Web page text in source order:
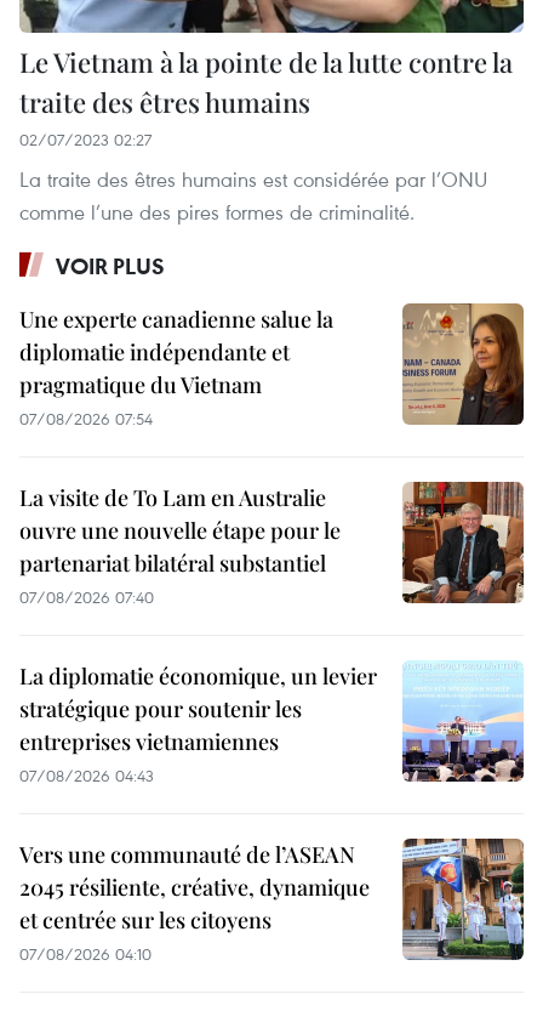
Le Vietnam à la pointe de la lutte contre la
traite des êtres humains
02/07/2023 02:27
La traite des êtres humains est considérée par l’ONU
comme l’une des pires formes de criminalité.
VOIR PLUS
Une experte canadienne salue la
diplomatie indépendante et
pragmatique du Vietnam
07/08/2026 07:54
La visite de To Lam en Australie
ouvre une nouvelle étape pour le
partenariat bilatéral substantiel
07/08/2026 07:40
La diplomatie économique, un levier
stratégique pour soutenir les
entreprises vietnamiennes
07/08/2026 04:43
Vers une communauté de l’ASEAN
2045 résiliente, créative, dynamique
et centrée sur les citoyens
07/08/2026 04:10